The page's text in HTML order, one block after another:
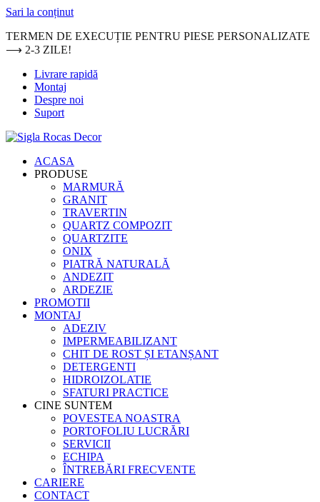
Sari la conținut
TERMEN DE EXECUȚIE PENTRU PIESE PERSONALIZATE
⟶ 2-3 ZILE!
Livrare rapidă
Montaj
Despre noi
Suport
ACASA
PRODUSE
MARMURĂ
GRANIT
TRAVERTIN
QUARTZ COMPOZIT
QUARTZITE
ONIX
PIATRĂ NATURALĂ
ANDEZIT
ARDEZIE
PROMOTII
MONTAJ
ADEZIV
IMPERMEABILIZANT
CHIT DE ROST ȘI ETANȘANT
DETERGENTI
HIDROIZOLATIE
SFATURI PRACTICE
CINE SUNTEM
POVESTEA NOASTRA
PORTOFOLIU LUCRĂRI
SERVICII
ECHIPA
ÎNTREBĂRI FRECVENTE
CARIERE
CONTACT